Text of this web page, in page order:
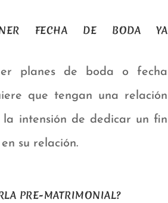
FECHA DE BODA YA
planes de boda o fecha
que tengan una relación
intensión de dedicar un fin
su relación.
PRE-MATRIMONIAL?